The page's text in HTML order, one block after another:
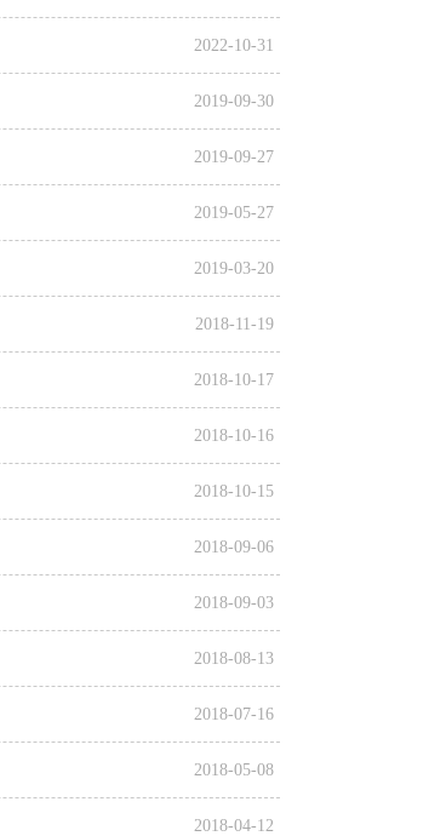
2022-10-31
2019-09-30
2019-09-27
2019-05-27
2019-03-20
2018-11-19
2018-10-17
2018-10-16
2018-10-15
2018-09-06
2018-09-03
2018-08-13
2018-07-16
2018-05-08
2018-04-12